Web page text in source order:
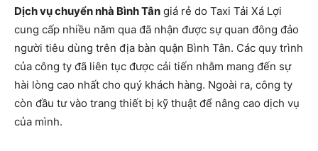
Dịch vụ chuyển nhà Bình Tân giá rẻ do Taxi Tải Xá Lợi
cung cấp nhiều năm qua đã nhận được sự quan đông đảo
người tiêu dùng trên địa bàn quận Bình Tân. Các quy trình
của công ty đã liên tục được cải tiến nhằm mang đến sự
hài lòng cao nhất cho quý khách hàng. Ngoài ra, công ty
còn đầu tư vào trang thiết bị kỹ thuật để nâng cao dịch vụ
của mình.